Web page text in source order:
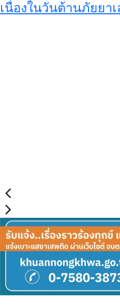
เนื่องในวันต้านภัยยา